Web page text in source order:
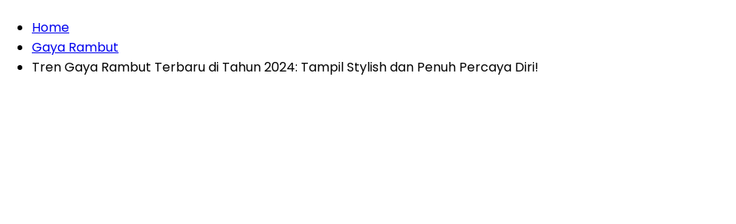
Home
Gaya Rambut
Tren Gaya Rambut Terbaru di Tahun 2024: Tampil Stylish dan Penuh Percaya Diri!